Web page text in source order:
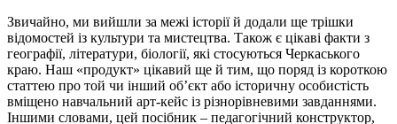
Звичайно, ми вийшли за межі історії й додали ще трішки
відомостей із культури та мистецтва. Також є цікаві факти з
географії, літератури, біології, які стосуються Черкаського
краю. Наш «продукт» цікавий ще й тим, що поряд із короткою
статтею про той чи інший об’єкт або історичну особистість
вміщено навчальний арт-кейс із різнорівневими завданнями.
Іншими словами, цей посібник – педагогічний конструктор,